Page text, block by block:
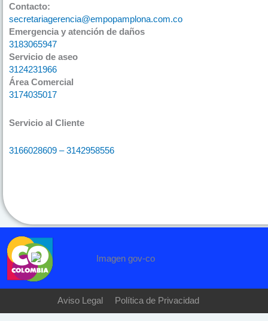
Contacto:
secretariagerencia@empopamplona.com.co
Emergencia y atención de daños
3183065947
Servicio de aseo
3124231966
Área Comercial
3174035017
Servicio al Cliente
3166028609 – 3142958556
Aviso Legal Política de Privacidad